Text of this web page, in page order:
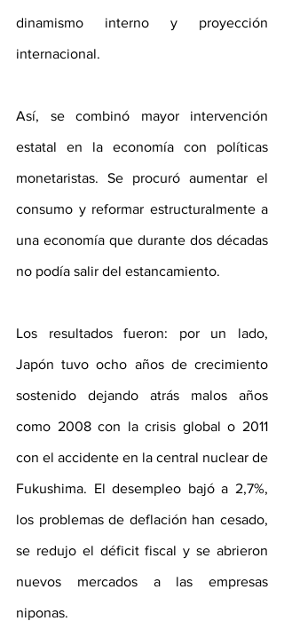
dinamismo interno y proyección
internacional.
Así, se combinó mayor intervención
estatal en la economía con políticas
monetaristas. Se procuró aumentar el
consumo y reformar estructuralmente a
una economía que durante dos décadas
no podía salir del estancamiento.
Los resultados fueron: por un lado,
Japón tuvo ocho años de crecimiento
sostenido dejando atrás malos años
como 2008 con la crisis global o 2011
con el accidente en la central nuclear de
Fukushima. El desempleo bajó a 2,7%,
los problemas de deflación han cesado,
se redujo el déficit fiscal y se abrieron
nuevos mercados a las empresas
niponas.